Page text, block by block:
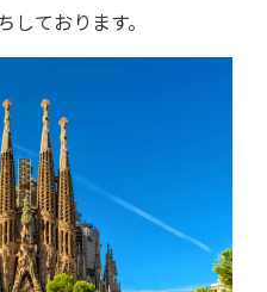
ております。